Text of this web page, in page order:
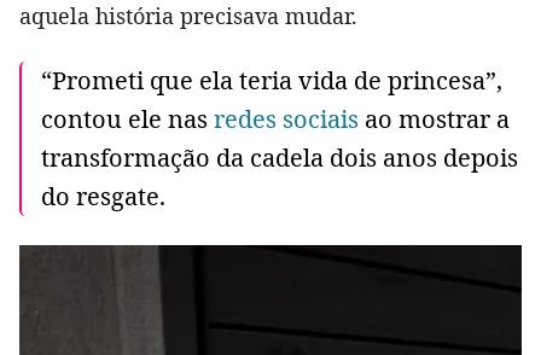
aquela história precisava mudar.
“Prometi que ela teria vida de princesa”,
contou ele nas redes sociais ao mostrar a
transformação da cadela dois anos depois
do resgate.